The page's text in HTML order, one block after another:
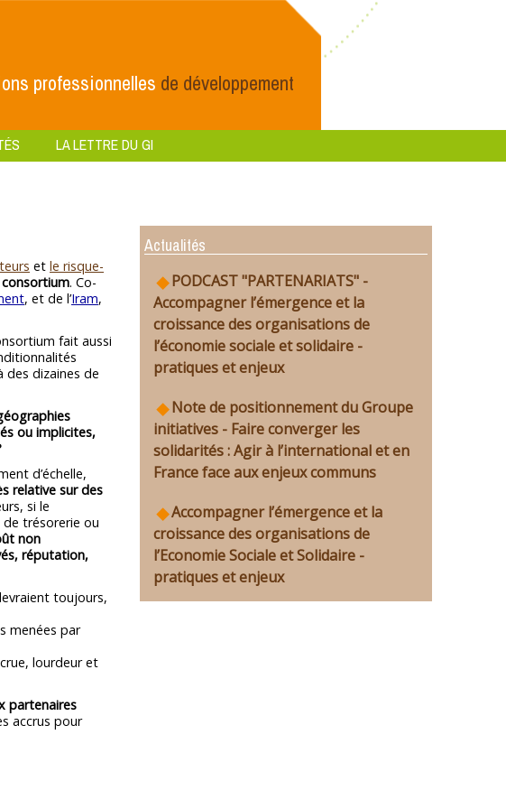
professionnelles de développement
LA LETTRE DU GI
et le risque-
. Co-
, et de l’Iram,
fait aussi
dizaines de
ou implicites,
d’échelle,
relative sur des
si le
trésorerie ou
non
réputation,
toujours,
menées par
lourdeur et
partenaires
accrus pour
Actualités
PODCAST "PARTENARIATS" -
Accompagner l’émergence et la
croissance des organisations de
l’économie sociale et solidaire -
pratiques et enjeux
Note de positionnement du Groupe
initiatives - Faire converger les
solidarités : Agir à l’international et en
France face aux enjeux communs
Accompagner l’émergence et la
croissance des organisations de
l’Economie Sociale et Solidaire -
pratiques et enjeux